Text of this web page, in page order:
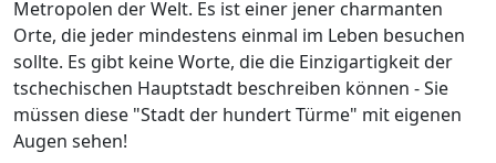
Metropolen der Welt. Es ist einer jener charmanten
Orte, die jeder mindestens einmal im Leben besuchen
sollte. Es gibt keine Worte, die die Einzigartigkeit der
tschechischen Hauptstadt beschreiben können - Sie
müssen diese "Stadt der hundert Türme" mit eigenen
Augen sehen!